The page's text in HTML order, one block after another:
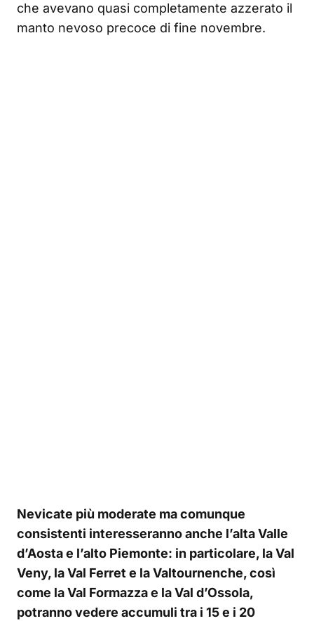
che avevano quasi completamente azzerato il
manto nevoso precoce di fine novembre.
Nevicate più moderate ma comunque
consistenti interesseranno anche l’alta Valle
d’Aosta e l’alto Piemonte: in particolare, la Val
Veny, la Val Ferret e la Valtournenche, così
come la Val Formazza e la Val d’Ossola,
potranno vedere accumuli tra i 15 e i 20